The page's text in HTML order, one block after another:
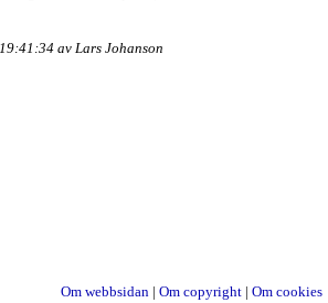
av Lars Johanson
Om webbsidan | Om copyright | Om cookies